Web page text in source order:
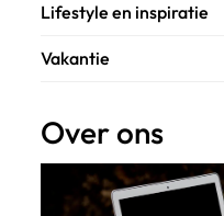
Lifestyle en inspiratie
Vakantie
Over ons